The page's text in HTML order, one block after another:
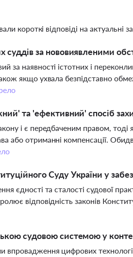
короткі відповіді на актуальні
суддів за нововиявленими
за наявності істотних і
якщо ухвала безпідставно
та 'ефективний' спосіб
і є передбаченим правом, тоді
або отриманні компенсації.
Суду України у
єдності та сталості судової
відповідність законів
судовою системою у
впровадження цифрових